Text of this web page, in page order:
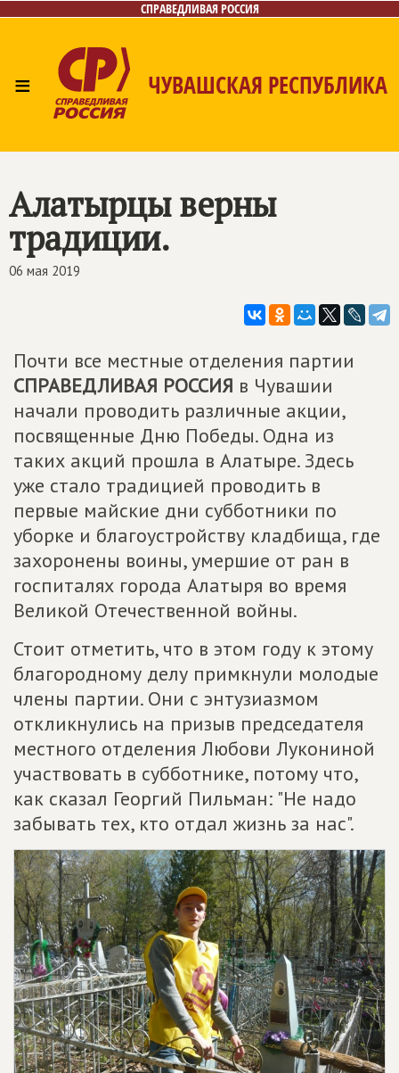
СПРАВЕДЛИВАЯ РОССИЯ
≡ ЧУВАШСКАЯ РЕСПУБЛИКА
Алатырцы верны
традиции.
06 мая 2019
Почти все местные отделения партии
СПРАВЕДЛИВАЯ РОССИЯ в Чувашии
начали проводить различные акции,
посвященные Дню Победы. Одна из
таких акций прошла в Алатыре. Здесь
уже стало традицией проводить в
первые майские дни субботники по
уборке и благоустройству кладбища, где
захоронены воины, умершие от ран в
госпиталях города Алатыря во время
Великой Отечественной войны.
Стоит отметить, что в этом году к этому
благородному делу примкнули молодые
члены партии. Они с энтузиазмом
откликнулись на призыв председателя
местного отделения Любови Лукониной
участвовать в субботнике, потому что,
как сказал Георгий Пильман: "Не надо
забывать тех, кто отдал жизнь за нас".